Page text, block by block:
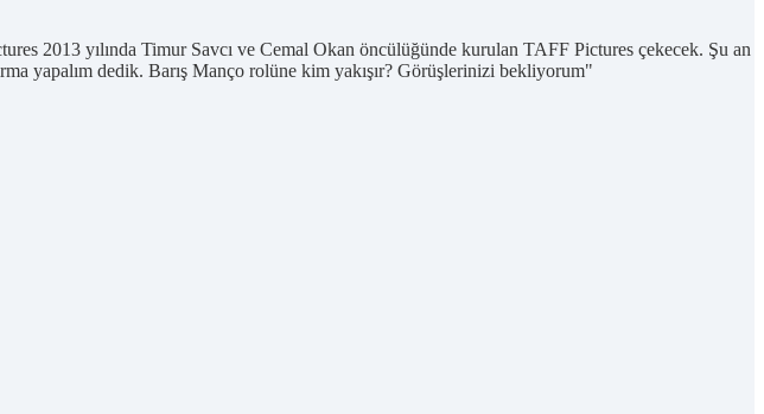
2013 yılında Timur Savcı ve Cemal Okan öncülüğünde kurulan TAFF Pictures çekecek. Şu an
yapalım dedik. Barış Manço rolüne kim yakışır? Görüşlerinizi bekliyorum"